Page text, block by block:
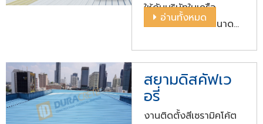
ให้กับบริษัทในเครือ
PTTGC บนพื้นที่ขนาด
อ่านทั้งหมด
สยามดิสคัฟเว
อรี่
งานติดตั้งสีเซรามิคโค้ต